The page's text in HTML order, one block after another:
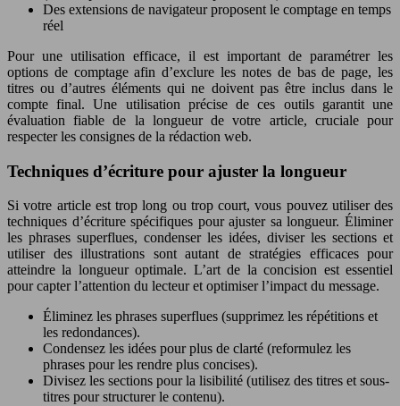
Des extensions de navigateur proposent le comptage en temps
réel
Pour une utilisation efficace, il est important de paramétrer les
options de comptage afin d’exclure les notes de bas de page, les
titres ou d’autres éléments qui ne doivent pas être inclus dans le
compte final. Une utilisation précise de ces outils garantit une
évaluation fiable de la longueur de votre article, cruciale pour
respecter les consignes de la rédaction web.
Techniques d’écriture pour ajuster la longueur
Si votre article est trop long ou trop court, vous pouvez utiliser des
techniques d’écriture spécifiques pour ajuster sa longueur. Éliminer
les phrases superflues, condenser les idées, diviser les sections et
utiliser des illustrations sont autant de stratégies efficaces pour
atteindre la longueur optimale. L’art de la concision est essentiel
pour capter l’attention du lecteur et optimiser l’impact du message.
Éliminez les phrases superflues (supprimez les répétitions et
les redondances).
Condensez les idées pour plus de clarté (reformulez les
phrases pour les rendre plus concises).
Divisez les sections pour la lisibilité (utilisez des titres et sous-
titres pour structurer le contenu).